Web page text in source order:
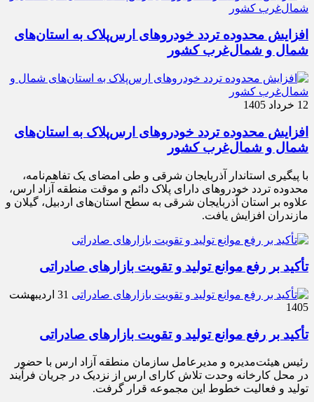
افزایش محدوده تردد خودروهای ارس‌پلاک به استان‌های
شمال و شمال‌غرب کشور
12 خرداد 1405
افزایش محدوده تردد خودروهای ارس‌پلاک به استان‌های
شمال و شمال‌غرب کشور
با پیگیری استاندار آذربایجان شرقی و طی امضای یک تفاهم‌نامه،
محدوده تردد خودروهای دارای پلاک دائم و موقت منطقه آزاد ارس،
علاوه بر استان آذربایجان شرقی به سطح استان‌های اردبیل، گیلان و
مازندران افزایش یافت.
تأکید بر رفع موانع تولید و تقویت بازارهای صادراتی
31 اردیبهشت
1405
تأکید بر رفع موانع تولید و تقویت بازارهای صادراتی
رئیس هیئت‌مدیره و مدیرعامل سازمان منطقه آزاد ارس با حضور
در محل کارخانه وحدت تلاش کارای ارس از نزدیک در جریان فرآیند
تولید و فعالیت خطوط این مجموعه قرار گرفت.